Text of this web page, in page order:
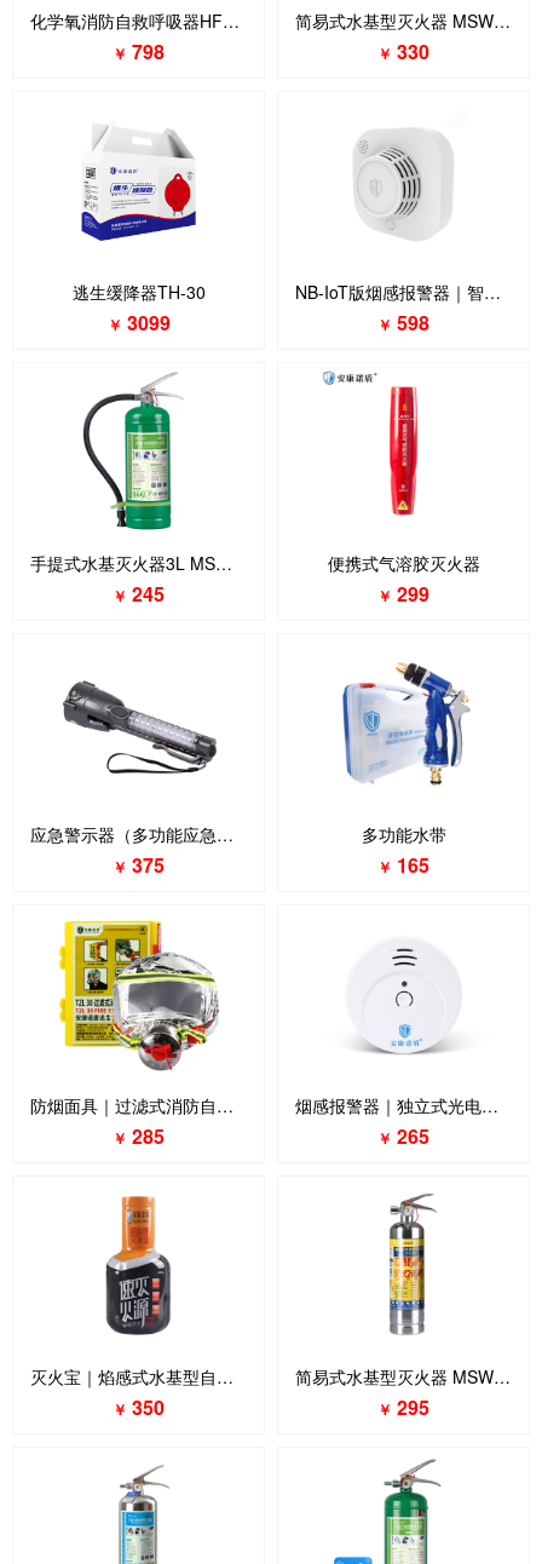
化学氧消防自救呼吸器HFZY30
￥ 798
简易式水基型灭火器 MSWJ950
￥ 330
逃生缓降器TH-30
￥ 3099
NB-IoT版烟感报警器｜智能烟雾报警器
￥ 598
手提式水基灭火器3L MSWZ-3
￥ 245
便携式气溶胶灭火器
￥ 299
应急警示器（多功能应急逃生器）
￥ 375
多功能水带
￥ 165
防烟面具｜过滤式消防自救呼吸器
￥ 285
烟感报警器｜独立式光电感烟火灾探测报警器
￥ 265
灭火宝｜焰感式水基型自动灭火装置
￥ 350
简易式水基型灭火器 MSWJ980
￥ 295